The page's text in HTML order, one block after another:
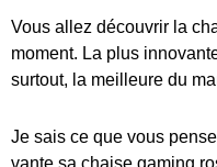
Vous allez découvrir la
moment. La plus
surtout, la meilleure du
Je sais ce que vous
vante sa chaise gaming